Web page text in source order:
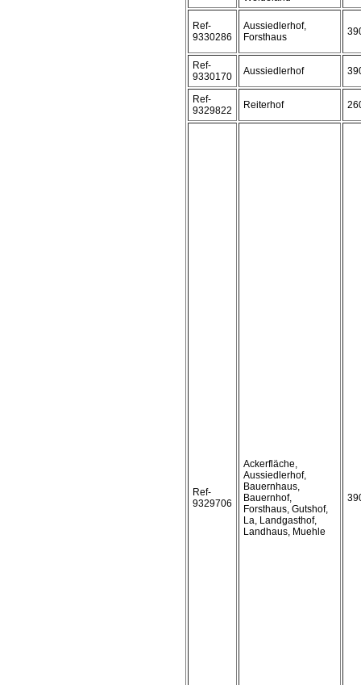
Ref-
9330286
Aussiedlerhof,
Forsthaus
Ref-
9330170
Aussiedlerhof
Ref-
9329822
Reiterhof
Ref-
9329706
Ackerfläche,
Aussiedlerhof,
Bauernhaus,
Bauernhof,
Forsthaus, Gutshof,
La, Landgasthof,
Landhaus, Muehle